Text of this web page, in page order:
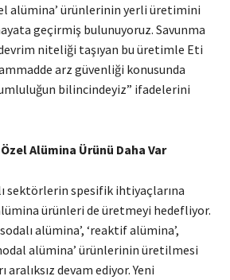
alümina’ ürünlerinin yerli üretimini
geçirmiş bulunuyoruz. Savunma
niteliği taşıyan bu üretimle Eti
arz güvenliği konusunda
bilincindeyiz” ifadelerini
Alümina Ürünü Daha Var
sektörlerin spesifik ihtiyaçlarına
ürünleri de üretmeyi hedefliyor.
alümina’, ‘reaktif alümina’,
alümina’ ürünlerinin üretilmesi
aralıksız devam ediyor. Yeni